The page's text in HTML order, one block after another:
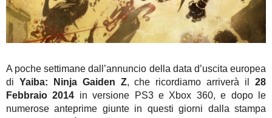
A poche settimane dall’annuncio della data d’uscita europea
di Yaiba: Ninja Gaiden Z, che ricordiamo arriverà il28
Febbraio 2014 in versione PS3 e Xbox 360, e dopo le
numerose anteprime giunte in questi giorni dalla stampa